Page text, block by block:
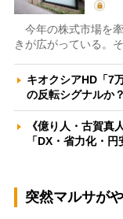
今年の株式市場を
きが広がっている。
キオクシアHD「7
の反転シグナル
《億り人・古賀真
「DX・省力化・
突然マルサが